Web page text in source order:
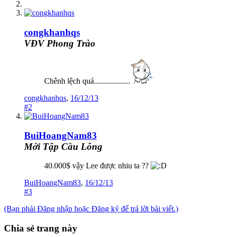
congkhanhqs
VĐV Phong Trào
Chênh lệch quá..................
congkhanhqs, 16/12/13
#2
BuiHoangNam83
Mới Tập Cầu Lông
40.000$ vậy Lee được nhiu ta ??
BuiHoangNam83, 16/12/13
#3
(Bạn phải Đăng nhập hoặc Đăng ký để trả lời bài viết.)
Chia sẻ trang này